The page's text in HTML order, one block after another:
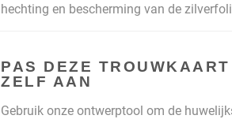
hechting en bescherming van de
PAS DEZE
ZELF AAN
Gebruik onze ontwerptool om de